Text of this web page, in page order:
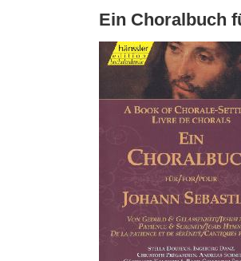
Ein Choralbuch